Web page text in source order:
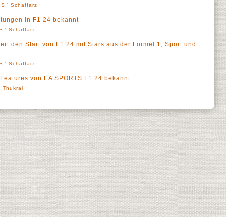
S.' Schaffarz
in F1 24 bekannt
Schaffarz
den Start von F1 24 mit Stars aus der Formel 1, Sport und
Schaffarz
von EA SPORTS F1 24 bekannt
Thukral